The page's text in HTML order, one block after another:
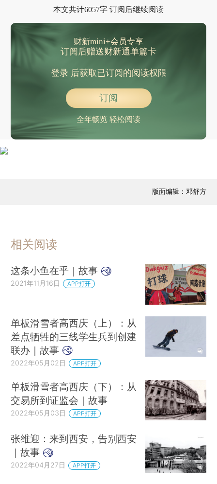
本文共计6057字 订阅后继续阅读
财新mini+会员专享
订阅后赠送财新通单篇卡
登录后获取已订阅的阅读权限
订阅
全年畅览 轻松阅读
版面编辑：邓舒方
相关阅读
这条小鱼在乎｜故事
2021年11月16日 APP打开
单板滑雪者高西庆（上）：从
差点牺牲的三线学生兵到创建
联办｜故事
2022年05月02日 APP打开
单板滑雪者高西庆（下）：从
交易所到证监会｜故事
2022年05月03日 APP打开
张维迎：来到西安，告别西安
｜故事
2022年04月27日 APP打开